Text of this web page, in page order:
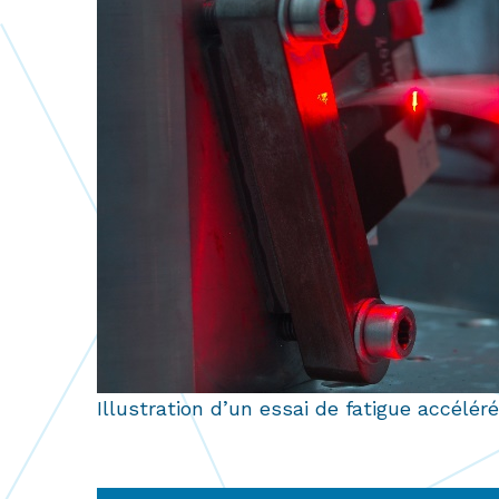
Illustration d’un essai de fatigue